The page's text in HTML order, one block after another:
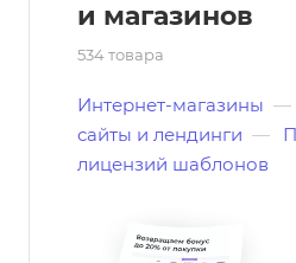
и магазинов
534 товара
Интернет-магазины —
сайты и лендинги —
лицензий шаблонов